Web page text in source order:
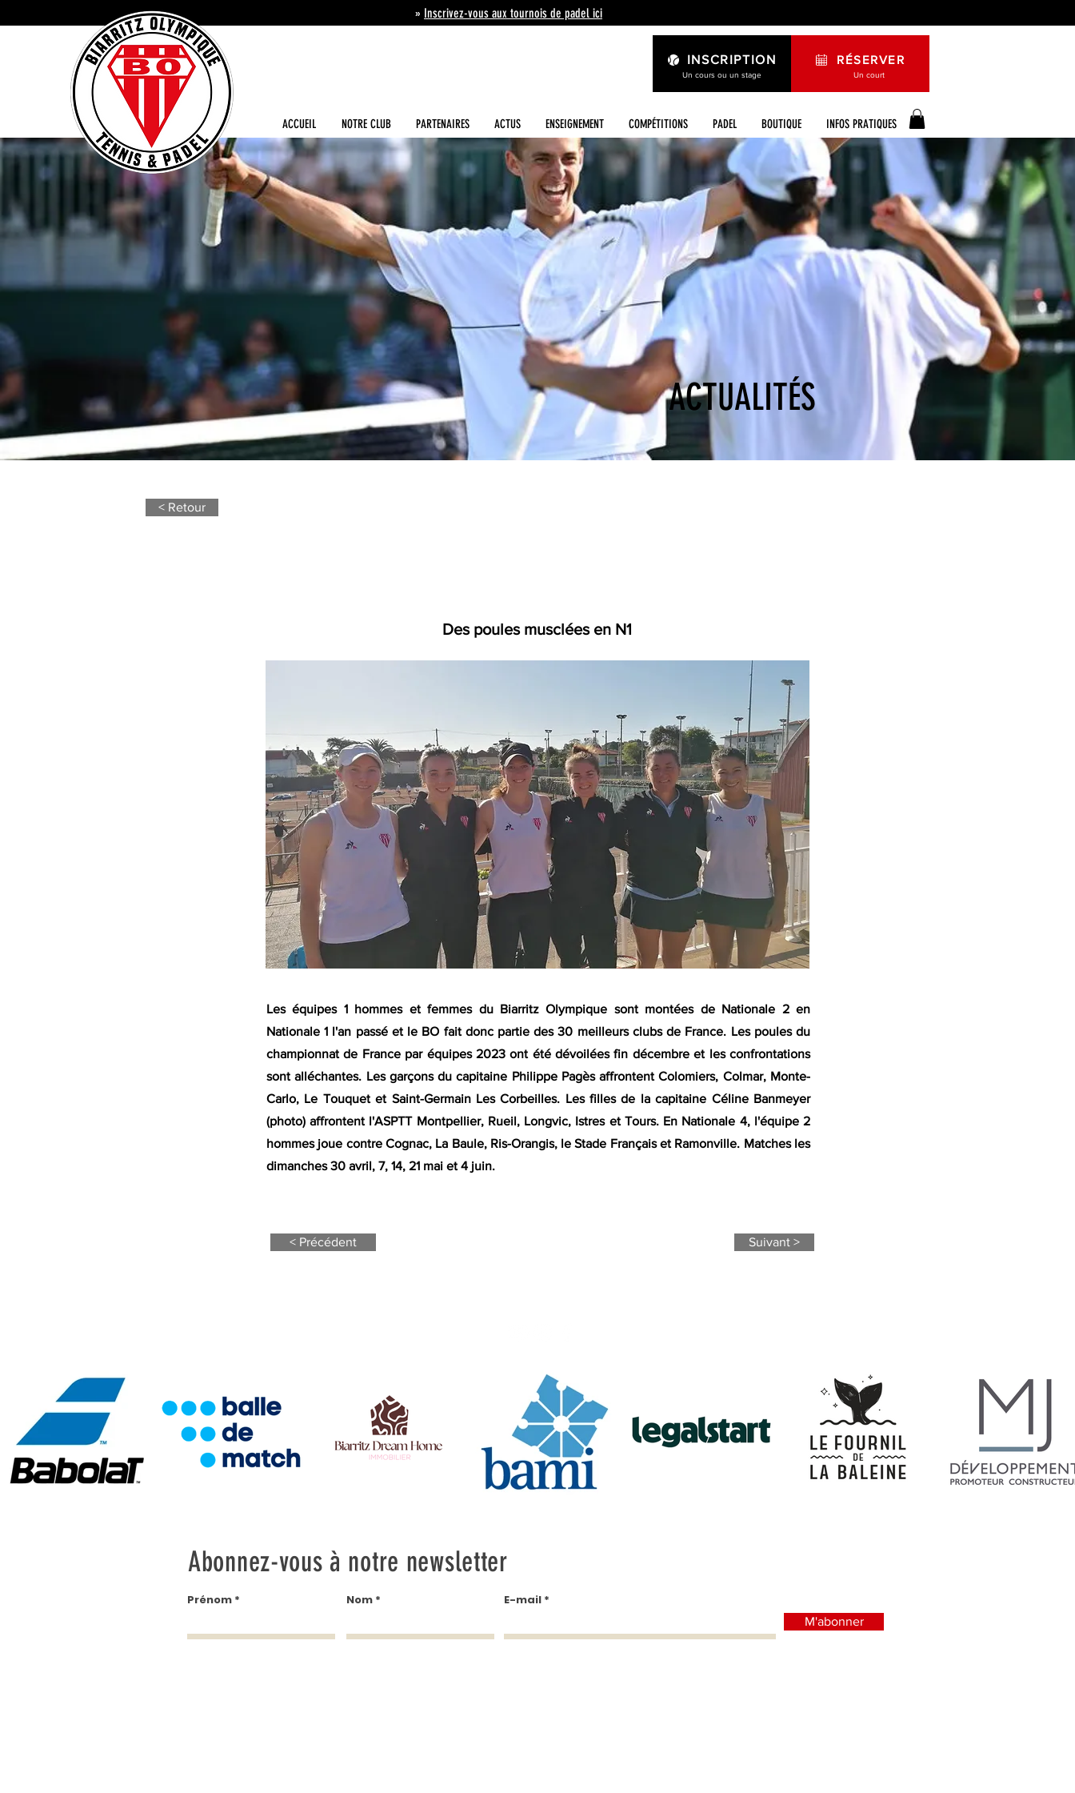
INSCRIPTION
Un cours ou un stage
RÉSERVER
Un court
ACCUEIL NOTRE CLUB PARTENAIRES ACTUS ENSEIGNEMENT COMPÉTITIONS PADEL BOUTIQUE INFOS PRATIQUES
» Inscrivez-vous aux tournois de padel ici
< Retour
Des poules musclées en N1
Les équipes 1 hommes et femmes du Biarritz Olympique sont montées de Nationale 2 en
Nationale 1 l'an passé et le BO fait donc partie des 30 meilleurs clubs de France. Les poules du
championnat de France par équipes 2023 ont été dévoilées fin décembre et les confrontations
sont alléchantes. Les garçons du capitaine Philippe Pagès affrontent Colomiers, Colmar, Monte-
Carlo, Le Touquet et Saint-Germain Les Corbeilles. Les filles de la capitaine Céline Banmeyer
(photo) affrontent l'ASPTT Montpellier, Rueil, Longvic, Istres et Tours. En Nationale 4, l'équipe 2
hommes joue contre Cognac, La Baule, Ris-Orangis, le Stade Français et Ramonville. Matches les
dimanches 30 avril, 7, 14, 21 mai et 4 juin.
< Précédent Suivant >
ACTUALITÉS
Abonnez-vous à notre newsletter
Prénom Nom E-mail
M'abonner